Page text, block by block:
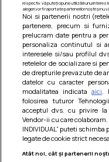
Barcute din
Un deliciu usor de
respectiv vă puteți opune utilizării unui
alegeri vor fi raportate partenerilor noștri și nu
Noi si partenerii nostri
partenere, precum si
prelucram date pentru a
personaliza continutul si
interesele si/sau profilul
retelelor de socializare si
de drepturile prevazute de
datelor cu caracter
modalitatea indicataaici
folosirea tuturor
acceptul dvs. cu privire la
Vendor-ii cu care colaboram.
INDIVIDUAL” puteti
legate de cookie strict
Atât noi, cât și partenerii